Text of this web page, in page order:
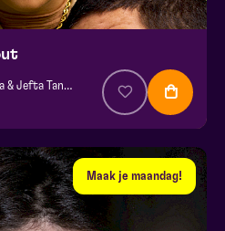
Joenoes Polnaija, Tara Hetharia & Jefta Tanate
Maak je maandag!